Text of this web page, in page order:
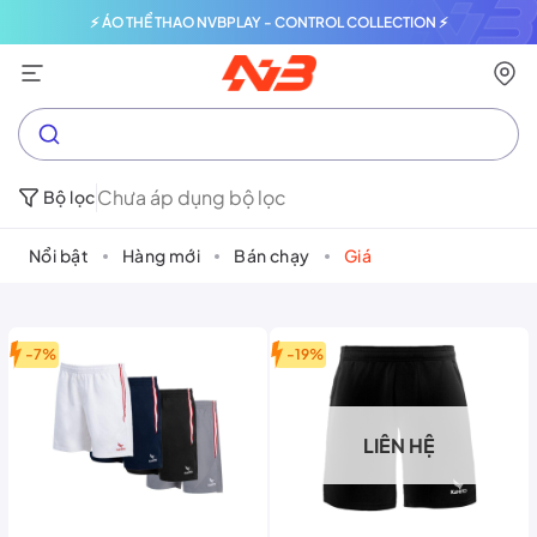
⚡ ÁO THỂ THAO NVBPLAY - CONTROL COLLECTION ⚡
Bộ lọcChưa áp dụng bộ lọc
Nổi bật Hàng mới Bán chạy Giá
-7% -19%
LIÊN HỆ